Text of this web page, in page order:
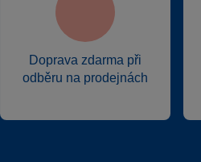
Doprava zdarma při
odběru na prodejnách